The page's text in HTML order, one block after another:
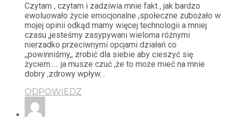
Czytam , czytam i zadziwia mnie fakt , jak bardzo
ewoluowało życie emocjonalne ,społeczne zubożało w
mojej opinii odkąd mamy więcej technologii a mniej
czasu ,jesteśmy zasypywani wieloma różnymi
nierzadko przeciwnymi opcjami działań co
,,powinniśmy,, zrobić dla siebie aby cieszyć się
życiem….. ja musze czuć ,że to może mieć na mnie
dobry ,zdrowy wpływ…
ODPOWIEDZ